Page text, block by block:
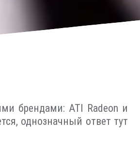
брендами: ATI Radeon и
однозначный ответ тут